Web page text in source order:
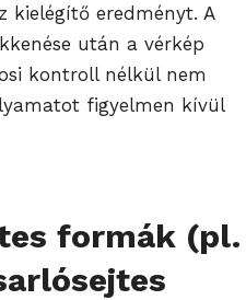
kielégítő eredményt. A
után a vérkép
kontroll nélkül nem
figyelmen kívül
formák (pl.